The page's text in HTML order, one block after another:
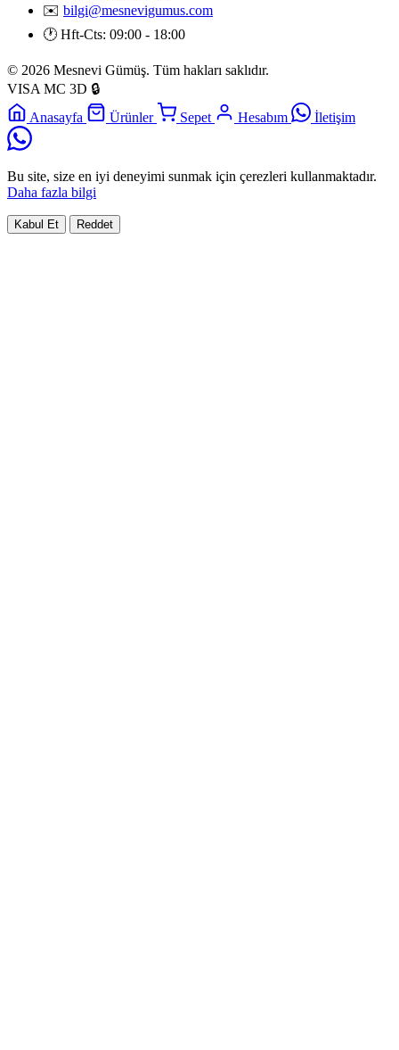
✉️ bilgi@mesnevigumus.com
🕐 Hft-Cts: 09:00 - 18:00
© 2026 Mesnevi Gümüş. Tüm hakları saklıdır.
VISA MC 3D 🔒
Anasayfa
Ürünler Sepet Hesabım İletişim
Bu site, size en iyi deneyimi sunmak için çerezleri kullanmaktadır.
Daha fazla bilgi
Kabul Et Reddet